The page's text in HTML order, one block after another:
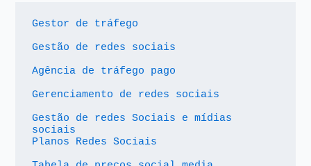
Gestor de tráfego
Gestão de redes sociais
Agência de tráfego pago
Gerenciamento de redes sociais
Gestão de redes Sociais e mídias
sociais
Planos Redes Sociais